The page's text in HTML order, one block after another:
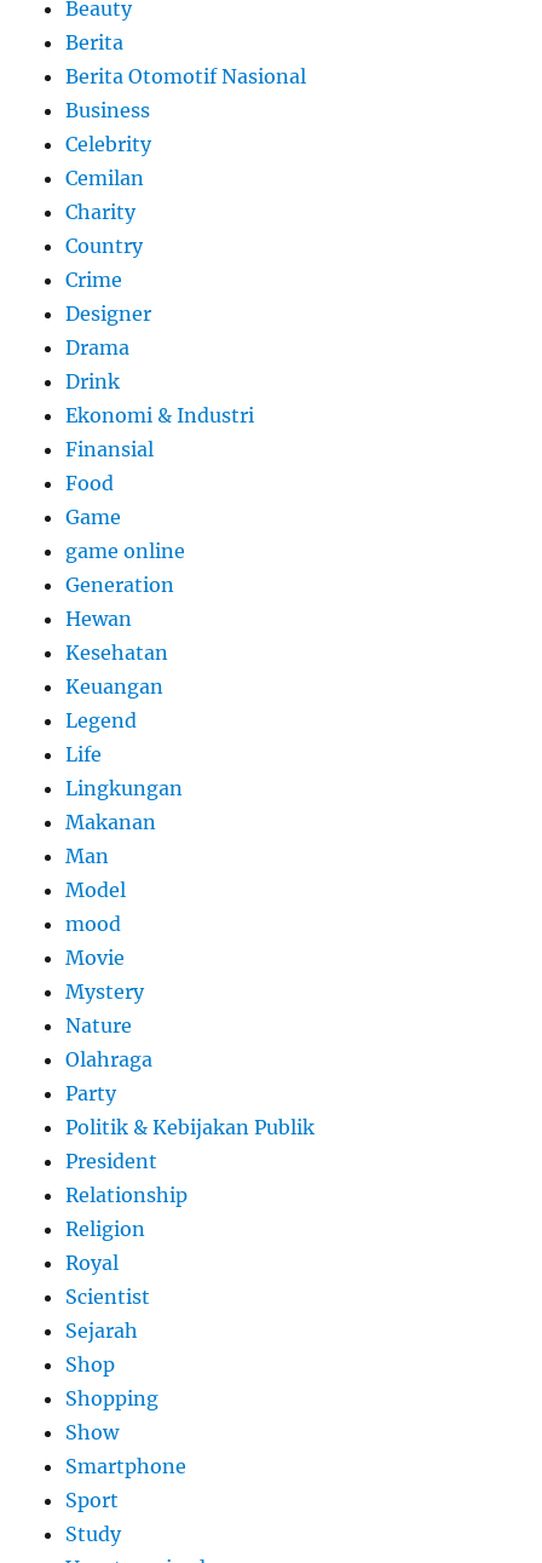
Beauty
Berita
Berita Otomotif Nasional
Business
Celebrity
Cemilan
Charity
Country
Crime
Designer
Drama
Drink
Ekonomi & Industri
Finansial
Food
Game
game online
Generation
Hewan
Kesehatan
Keuangan
Legend
Life
Lingkungan
Makanan
Man
Model
mood
Movie
Mystery
Nature
Olahraga
Party
Politik & Kebijakan Publik
President
Relationship
Religion
Royal
Scientist
Sejarah
Shop
Shopping
Show
Smartphone
Sport
Study